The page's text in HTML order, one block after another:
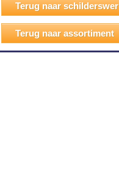
Terug naar
Terug naar assortiment